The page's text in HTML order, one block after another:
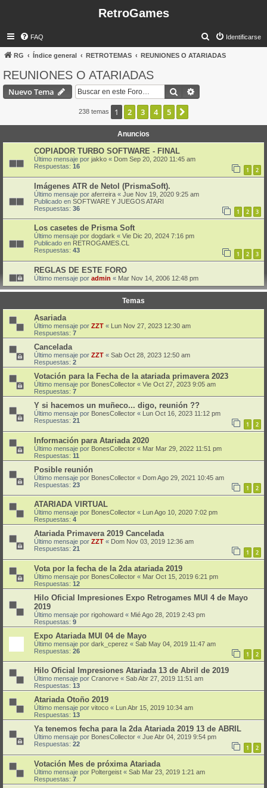
RetroGames
FAQ Identificarse
RG Índice general RETROTEMAS REUNIONES O ATARIADAS
REUNIONES O ATARIADAS
Nuevo Tema Buscar
238 temas 1 2 3 4 5
Anuncios
COPIADOR TURBO SOFTWARE - FINAL
Último mensaje por jakko « Dom Sep 20, 2020 11:45 am
Respuestas: 16 1 2
Imágenes ATR de Netol (PrismaSoft).
Último mensaje por aferreira « Jue Nov 19, 2020 9:25 am
Publicado en SOFTWARE Y JUEGOS ATARI
Respuestas: 36 1 2 3
Los casetes de Prisma Soft
Último mensaje por dogdark « Vie Dic 20, 2024 7:16 pm
Publicado en RETROGAMES.CL
Respuestas: 43 1 2 3
REGLAS DE ESTE FORO
Último mensaje por admin « Mar Nov 14, 2006 12:48 pm
Temas
Asariada
Último mensaje por ZZT « Lun Nov 27, 2023 12:30 am
Respuestas: 7
Cancelada
Último mensaje por ZZT « Sab Oct 28, 2023 12:50 am
Respuestas: 2
Votación para la Fecha de la atariada primavera 2023
Último mensaje por BonesCollector « Vie Oct 27, 2023 9:05 am
Respuestas: 7
Y si hacemos un muñeco... digo, reunión ??
Último mensaje por BonesCollector « Lun Oct 16, 2023 11:12 pm
Respuestas: 21 1 2
Información para Atariada 2020
Último mensaje por BonesCollector « Mar Mar 29, 2022 11:51 pm
Respuestas: 11
Posible reunión
Último mensaje por BonesCollector « Dom Ago 29, 2021 10:45 am
Respuestas: 23 1 2
ATARIADA VIRTUAL
Último mensaje por BonesCollector «
Lun Ago 10, 2020 7:02 pm
Respuestas: 4
Atariada Primavera 2019 Cancelada
Último mensaje por ZZT « Dom Nov 03, 2019 12:36 am
Respuestas: 21 1 2
Vota por la fecha de la 2da atariada 2019
Último mensaje por BonesCollector « Mar Oct 15, 2019 6:21 pm
Respuestas: 12
Hilo Oficial Impresiones Expo Retrogames MUI 4 de Mayo
2019
Último mensaje por rigohoward « Mié Ago 28, 2019 2:43 pm
Respuestas: 9
Expo Atariada MUI 04 de Mayo
Último mensaje por dark_cperez « Sab May 04, 2019 11:47 am
Respuestas: 26 1 2
Hilo Oficial Impresiones Atariada 13 de Abril de 2019
Último mensaje por Cranorve « Sab Abr 27, 2019 11:51 am
Respuestas: 13
Atariada Otoño 2019
Último mensaje por vitoco « Lun Abr 15, 2019 10:34 am
Respuestas: 13
Ya tenemos fecha para la 2da Atariada 2019 13 de ABRIL
Último mensaje por BonesCollector « Jue Abr 04, 2019 9:54 pm
Respuestas: 22 1 2
Votación Mes de próxima Atariada
Último mensaje por Poltergeist « Sab Mar 23, 2019 1:21 am
Respuestas: 7